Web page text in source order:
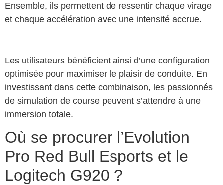
Ensemble, ils permettent de ressentir chaque virage
et chaque accélération avec une intensité accrue.
Les utilisateurs bénéficient ainsi d’une configuration
optimisée pour maximiser le plaisir de conduite. En
investissant dans cette combinaison, les passionnés
de simulation de course peuvent s’attendre à une
immersion totale.
Où se procurer l’Evolution
Pro Red Bull Esports et le
Logitech G920 ?